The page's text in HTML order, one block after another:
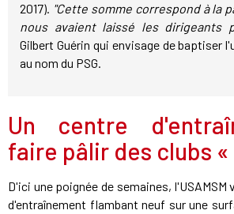
2017). "Cette somme correspond à la
nous avaient laissé les dirigeants
Gilbert Guérin qui envisage de baptiser
au nom du PSG.
Un centre
faire pâlir des clubs «
D'ici une poignée de semaines,
d'entraînement flambant neuf sur une